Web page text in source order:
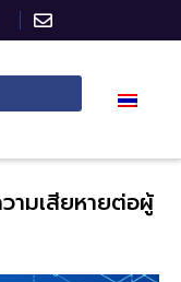
ามเสียหายต่อผู้